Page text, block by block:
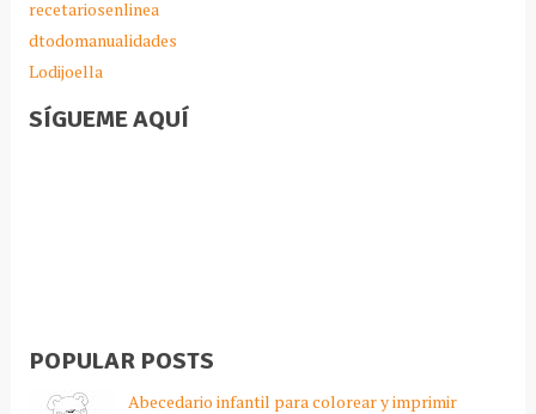
recetariosenlinea
dtodomanualidades
Lodijoella
SÍGUEME AQUÍ
POPULAR POSTS
Abecedario infantil para colorear y imprimir